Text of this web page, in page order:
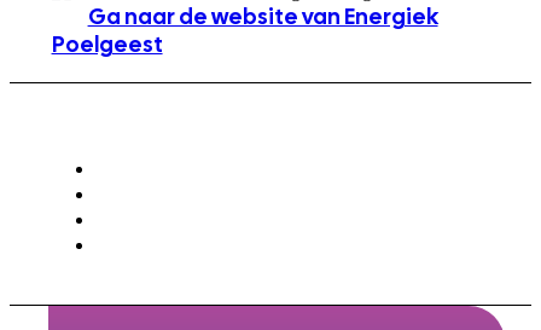
Ga naar de website van Energiek
Poelgeest